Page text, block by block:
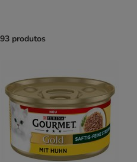
93 produtos